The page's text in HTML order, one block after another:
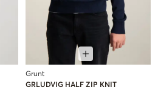
Grunt
GRLUDVIG HALF ZIP KNIT